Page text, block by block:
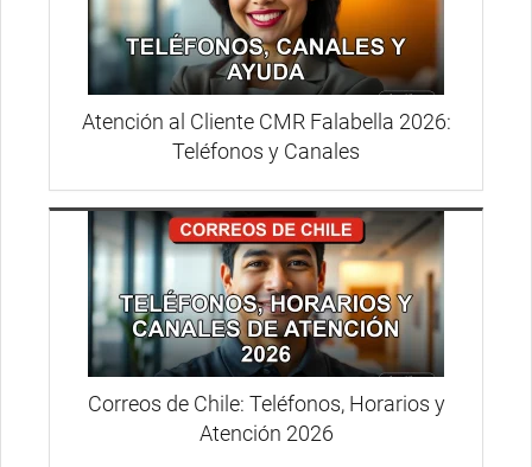
Atención al Cliente CMR Falabella 2026:
Teléfonos y Canales
Correos de Chile: Teléfonos, Horarios y
Atención 2026